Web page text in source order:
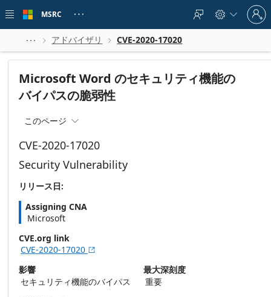
 main
MSRC    
Sign
in
to
account
  アドバイザリ  CVE-2020-17020
Microsoft Word のセキュリティ機能の
バイパスの脆弱性
このページ 
CVE-2020-17020
Security Vulnerability
リリース日:
Assigning CNA
Microsoft
CVE.org link
CVE-2020-17020 
影響
セキュリティ機能のバイパス
最大深刻度
重要